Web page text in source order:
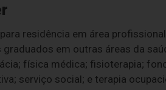
residência em área
em outras áreas da
física médica; fisioterapia;
serviço social; e terapia